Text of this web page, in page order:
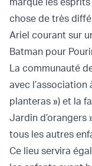
chose de très
Ariel courant sur
Batman pour
La communauté
avec l’association
planteras ») et la
Jardin d’orangers
tous les autres
Ce lieu servira